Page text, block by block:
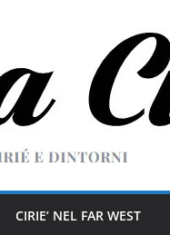
CIRIE’ NEL FAR WEST